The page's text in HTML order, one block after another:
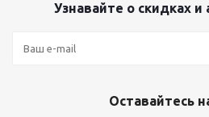
Узнавайте о скидках
Оставайтесь